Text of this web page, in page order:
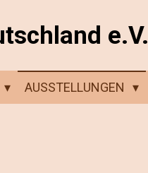
e.V.
AUSSTELLUNGEN